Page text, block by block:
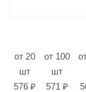
от 20
шт
576 ₽
от 100
шт
571 ₽